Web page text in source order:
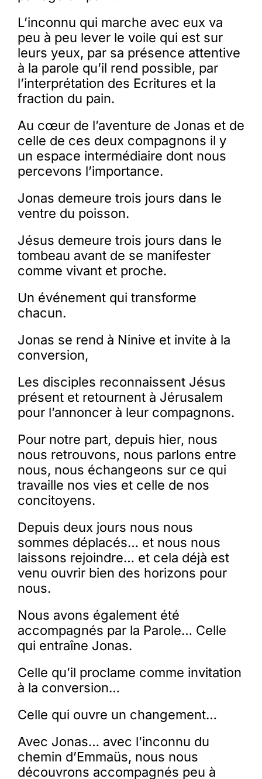
L’inconnu qui marche avec eux va
peu à peu lever le voile qui est sur
leurs yeux, par sa présence attentive
à la parole qu’il rend possible, par
l’interprétation des Ecritures et la
fraction du pain.
Au cœur de l’aventure de Jonas et de
celle de ces deux compagnons il y
un espace intermédiaire dont nous
percevons l’importance.
Jonas demeure trois jours dans le
ventre du poisson.
Jésus demeure trois jours dans le
tombeau avant de se manifester
comme vivant et proche.
Un événement qui transforme
chacun.
Jonas se rend à Ninive et invite à la
conversion,
Les disciples reconnaissent Jésus
présent et retournent à Jérusalem
pour l’annoncer à leur compagnons.
Pour notre part, depuis hier, nous
nous retrouvons, nous parlons entre
nous, nous échangeons sur ce qui
travaille nos vies et celle de nos
concitoyens.
Depuis deux jours nous nous
sommes déplacés… et nous nous
laissons rejoindre… et cela déjà est
venu ouvrir bien des horizons pour
nous.
Nous avons également été
accompagnés par la Parole… Celle
qui entraîne Jonas.
Celle qu’il proclame comme invitation
à la conversion…
Celle qui ouvre un changement…
Avec Jonas… avec l’inconnu du
chemin d’Emmaüs, nous nous
découvrons accompagnés peu à